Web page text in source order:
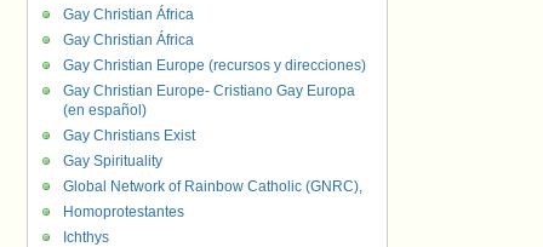
Gay Christian África
Gay Christian África
Gay Christian Europe (recursos y direcciones)
Gay Christian Europe- Cristiano Gay Europa
(en español)
Gay Christians Exist
Gay Spirituality
Global Network of Rainbow Catholic (GNRC),
Homoprotestantes
Ichthys